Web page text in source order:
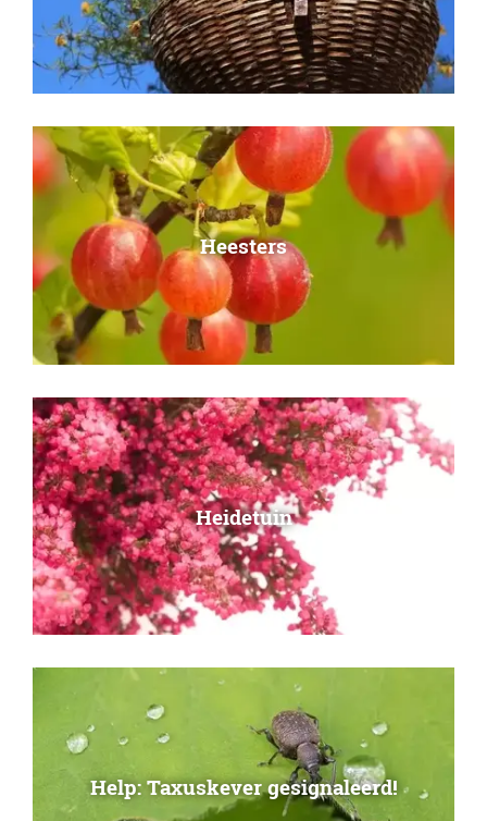
Heesters
Heidetuin
Help: Taxuskever gesignaleerd!